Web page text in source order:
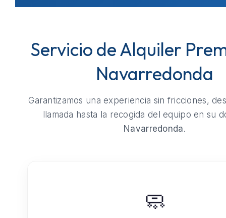
Servicio de Alquiler
Navarredonda
Garantizamos una experiencia sin fricciones,
llamada hasta la recogida del equipo en su
Navarredonda.
🧼